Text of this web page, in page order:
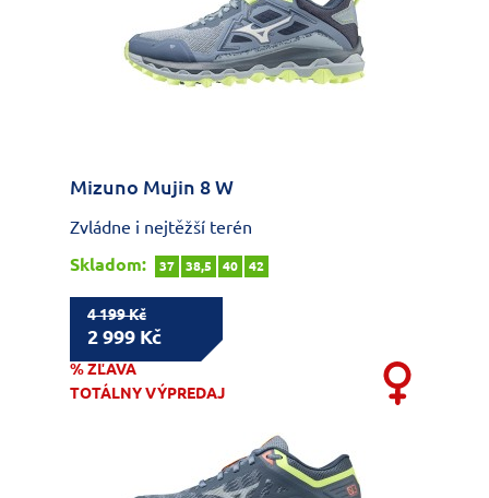
Mizuno Mujin 8 W
Zvládne i nejtěžší terén
Skladom:
37 38,5 40 42
4 199 Kč
2 999 Kč
% ZĽAVA
TOTÁLNY VÝPREDAJ